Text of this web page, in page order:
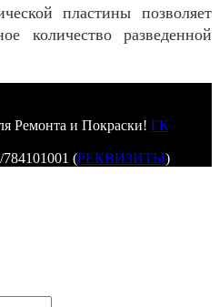
пластины позволяет
количество разведенной
Ремонта и Покраски! ГК
(РЕКВИЗИТЫ)